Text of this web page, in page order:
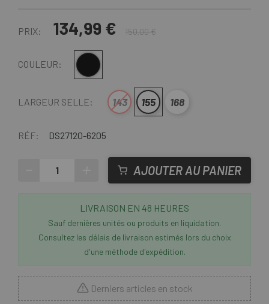
PRIX: 134,99 € 150,00 €
COULEUR:
LARGEUR SELLE: 143 155 168
RÉF: DS27120-6205
AJOUTER AU PANIER
LIVRAISON EN 48 HEURES
Sauf dernières unités ou produits en liquidation.
Consultez les délais de livraison estimés lors du choix
d'une méthode d'expédition.
Derniers articles en stock